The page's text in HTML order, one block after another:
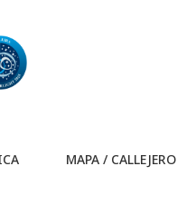
MAPA / CALLEJERO